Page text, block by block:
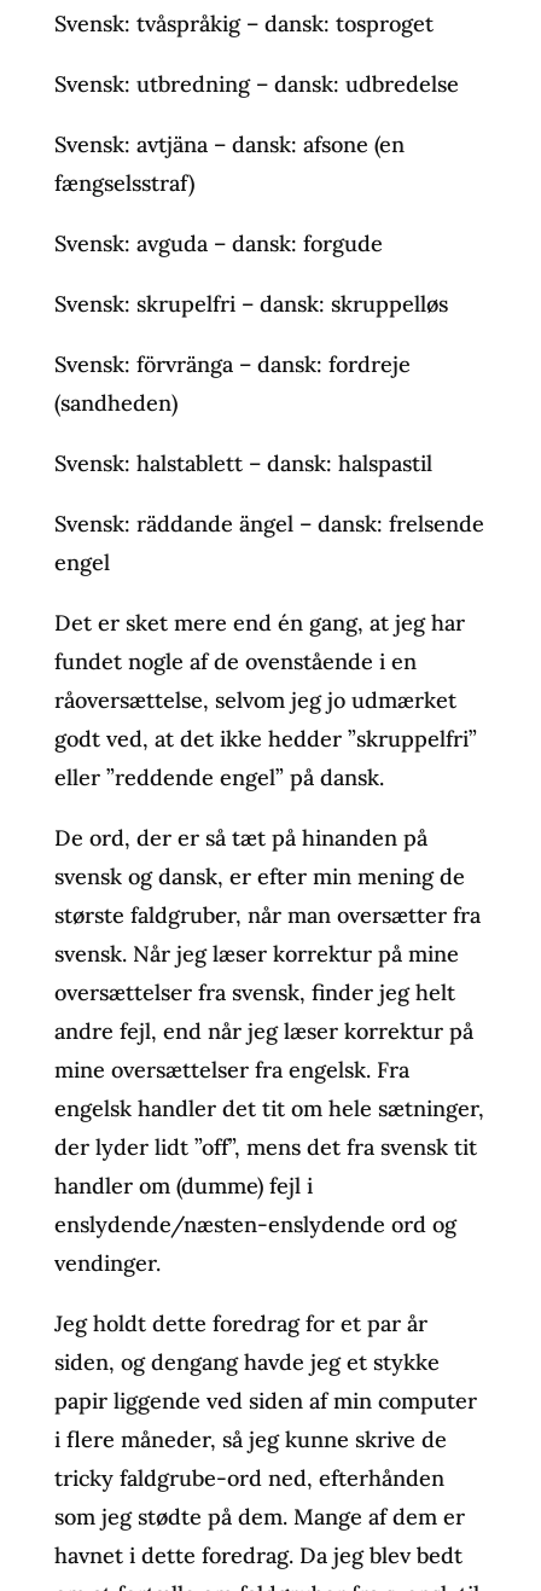
Svensk: tvåspråkig – dansk: tosproget
Svensk: utbredning – dansk: udbredelse
Svensk: avtjäna – dansk: afsone (en
fængselsstraf)
Svensk: avguda – dansk: forgude
Svensk: skrupelfri – dansk: skruppelløs
Svensk: förvränga – dansk: fordreje
(sandheden)
Svensk: halstablett – dansk: halspastil
Svensk: räddande ängel – dansk: frelsende
engel
Det er sket mere end én gang, at jeg har
fundet nogle af de ovenstående i en
råoversættelse, selvom jeg jo udmærket
godt ved, at det ikke hedder ”skruppelfri”
eller ”reddende engel” på dansk.
De ord, der er så tæt på hinanden på
svensk og dansk, er efter min mening de
største faldgruber, når man oversætter fra
svensk. Når jeg læser korrektur på mine
oversættelser fra svensk, finder jeg helt
andre fejl, end når jeg læser korrektur på
mine oversættelser fra engelsk. Fra
engelsk handler det tit om hele sætninger,
der lyder lidt ”off”, mens det fra svensk tit
handler om (dumme) fejl i
enslydende/næsten-enslydende ord og
vendinger.
Jeg holdt dette foredrag for et par år
siden, og dengang havde jeg et stykke
papir liggende ved siden af min computer
i flere måneder, så jeg kunne skrive de
tricky faldgrube-ord ned, efterhånden
som jeg stødte på dem. Mange af dem er
havnet i dette foredrag. Da jeg blev bedt